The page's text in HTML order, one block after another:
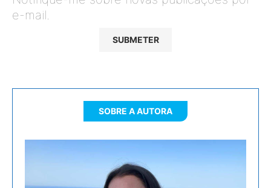
e-mail.
SOBRE A AUTORA